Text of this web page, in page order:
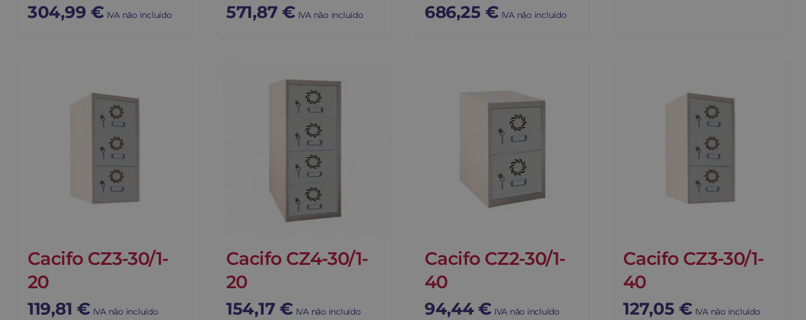
304,99 € IVA não incluído 571,87 € IVA não incluído 686,25 € IVA não incluído
Cacifo CZ3-30/1-
20
119,81 € IVA não incluído
Cacifo CZ4-30/1-
20
154,17 € IVA não incluído
Cacifo CZ2-30/1-
40
94,44 € IVA não incluído
Cacifo CZ3-30/1-
40
127,05 € IVA não incluído